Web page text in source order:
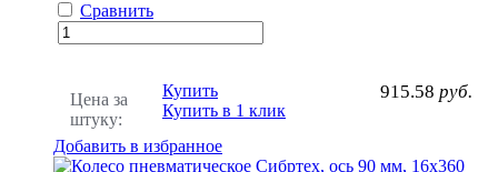
Сравнить
Цена за
штуку:
915.58 руб.
Купить
Купить в 1 клик
Добавить в избранное